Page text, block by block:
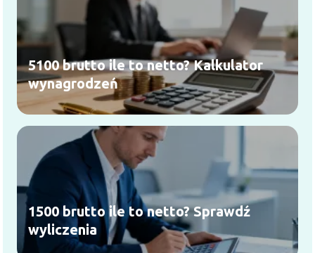
5100 brutto ile to netto? Kalkulator
wynagrodzeń
1500 brutto ile to netto? Sprawdź
wyliczenia